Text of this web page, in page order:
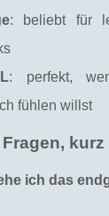
: beliebt für
: perfekt,
fühlen willst
ich das